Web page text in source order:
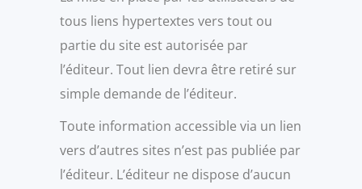
tous liens hypertextes vers tout ou
partie du site est autorisée par
l’éditeur. Tout lien devra être retiré sur
simple demande de l’éditeur.
Toute information accessible via un lien
vers d’autres sites n’est pas publiée par
l’éditeur. L’éditeur ne dispose d’aucun